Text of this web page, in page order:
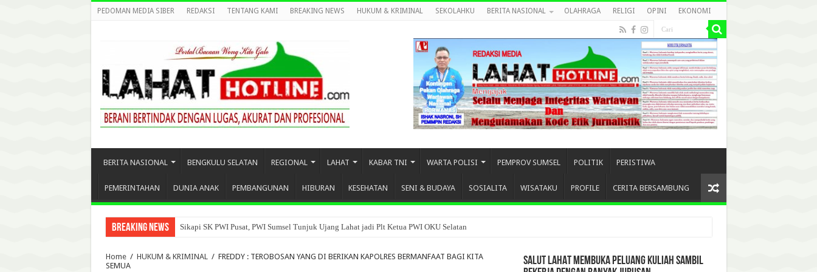
PEDOMAN MEDIA SIBER REDAKSI TENTANG KAMI BREAKING NEWS HUKUM & KRIMINAL SEKOLAHKU BERITA NASIONAL OLAHRAGA RELIGI OPINI EKONOMI
BERITA NASIONAL BENGKULU SELATAN REGIONAL LAHAT KABAR TNI WARTA POLISI PEMPROV SUMSEL POLITIK PERISTIWA
PEMERINTAHAN DUNIA ANAK PEMBANGUNAN HIBURAN KESEHATAN SENI & BUDAYA SOSIALITA WISATAKU PROFILE CERITA BERSAMBUNG
Breaking News Sikapi SK PWI Pusat, PWI Sumsel Tunjuk Ujang Lahat jadi Plt Ketua PWI OKU Selatan
Home / HUKUM & KRIMINAL / FREDDY : TEROBOSAN YANG DI BERIKAN KAPOLRES BERMANFAAT BAGI KITA
SEMUA
SALUT LAHAT MEMBUKA PELUANG KULIAH SAMBIL